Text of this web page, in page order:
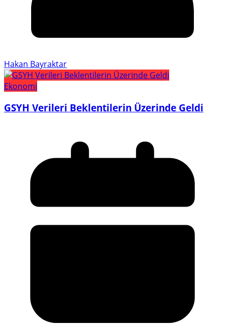
Hakan Bayraktar
Ekonomi
GSYH Verileri Beklentilerin Üzerinde Geldi